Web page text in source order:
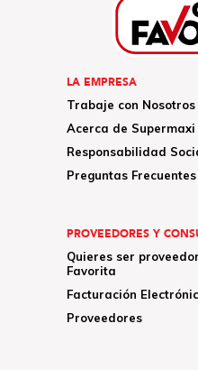
LA EMPRESA
Trabaje con Nosotros
Acerca de Supermaxi
Responsabilidad
Preguntas Frecuentes
PROVEEDORES Y
Quieres ser
Favorita
Facturación
Proveedores